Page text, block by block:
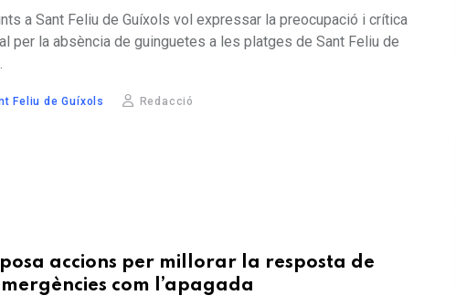
a Sant Feliu de Guíxols vol expressar la preocupació i crítica
per la absència de guinguetes a les platges de Sant Feliu de
Feliu de Guíxols Redacció
accions per millorar la resposta de
com l’apagada